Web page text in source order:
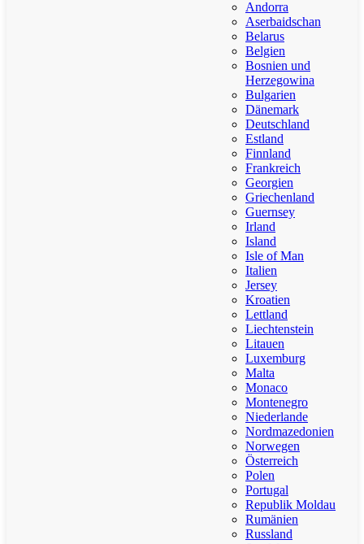
Andorra
Aserbaidschan
Belarus
Belgien
Bosnien und
Herzegowina
Bulgarien
Dänemark
Deutschland
Estland
Finnland
Frankreich
Georgien
Griechenland
Guernsey
Irland
Island
Isle of Man
Italien
Jersey
Kroatien
Lettland
Liechtenstein
Litauen
Luxemburg
Malta
Monaco
Montenegro
Niederlande
Nordmazedonien
Norwegen
Österreich
Polen
Portugal
Republik Moldau
Rumänien
Russland